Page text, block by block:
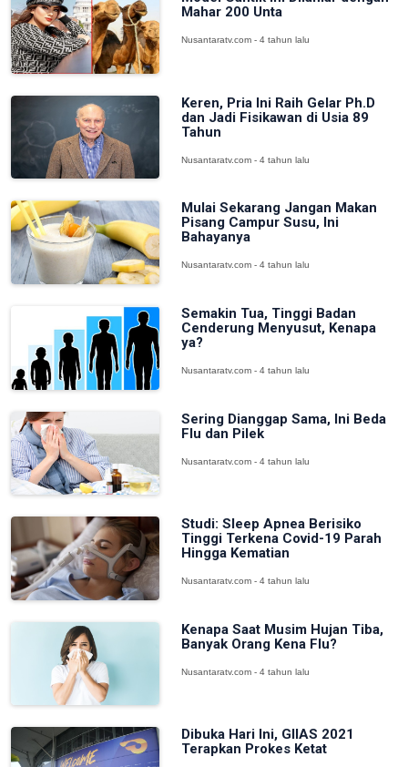
Mahar 200 Unta
Nusantaratv.com - 4 tahun lalu
Keren, Pria Ini Raih Gelar Ph.D
dan Jadi Fisikawan di Usia 89
Tahun
Nusantaratv.com - 4 tahun lalu
Mulai Sekarang Jangan Makan
Pisang Campur Susu, Ini
Bahayanya
Nusantaratv.com - 4 tahun lalu
Semakin Tua, Tinggi Badan
Cenderung Menyusut, Kenapa
ya?
Nusantaratv.com - 4 tahun lalu
Sering Dianggap Sama, Ini Beda
Flu dan Pilek
Nusantaratv.com - 4 tahun lalu
Studi: Sleep Apnea Berisiko
Tinggi Terkena Covid-19 Parah
Hingga Kematian
Nusantaratv.com - 4 tahun lalu
Kenapa Saat Musim Hujan Tiba,
Banyak Orang Kena Flu?
Nusantaratv.com - 4 tahun lalu
Dibuka Hari Ini, GIIAS 2021
Terapkan Prokes Ketat